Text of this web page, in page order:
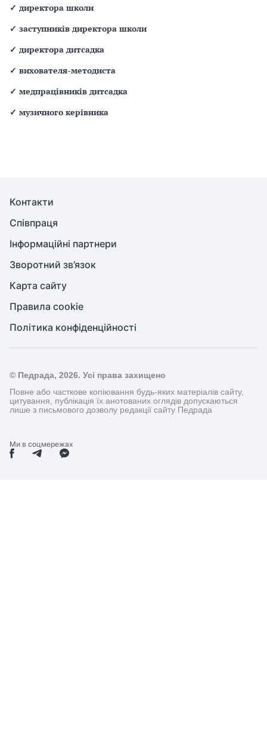
✓ директора школи
✓ заступників директора школи
✓ директора дитсадка
✓ вихователя-методиста
✓ медпрацівників дитсадка
✓ музичного керівника
Контакти
Співпраця
Інформаційні партнери
Зворотний зв’язок
Карта сайту
Правила cookie
Політика конфіденційності
© Педрада, 2026. Усі права захищено
Повне або часткове копіювання будь-яких матеріалів сайту,
цитування, публікація їх анотованих оглядів допускаються
лише з письмового дозволу редакції сайту Педрада
Ми в соцмережах